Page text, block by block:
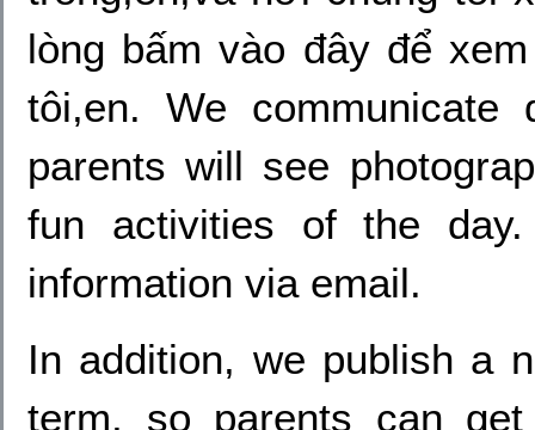
lòng bấm vào đây để
tôi,en. We
parents will see
fun activities of the day.
information via email.
In addition, we publish a
term, so parents can